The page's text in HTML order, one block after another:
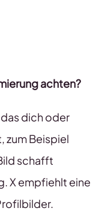
achten?
dich oder
zum Beispiel
schafft
X empfiehlt eine